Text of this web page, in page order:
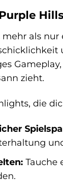
als
zieht.
die
Tauche